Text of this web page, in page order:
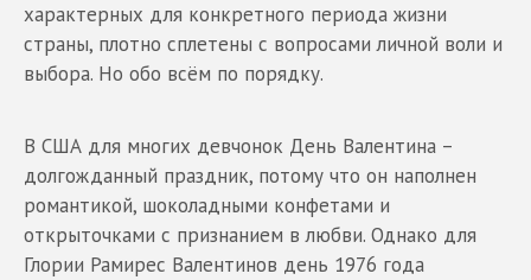
характерных для конкретного периода жизни
страны, плотно сплетены с вопросами личной воли и
выбора. Но обо всём по порядку.
В США для многих девчонок День Валентина –
долгожданный праздник, потому что он наполнен
романтикой, шоколадными конфетами и
открыточками с признанием в любви. Однако для
Глории Рамирес Валентинов день 1976 года